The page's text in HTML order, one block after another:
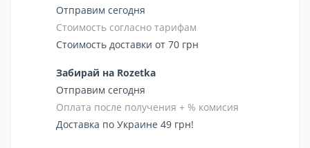
Отправим сегодня
Стоимость согласно тарифам
Стоимость доставки от 70 грн
Забирай на Rozetka
Отправим сегодня
Оплата после получения + % комисия
Доставка по Украине 49 грн!